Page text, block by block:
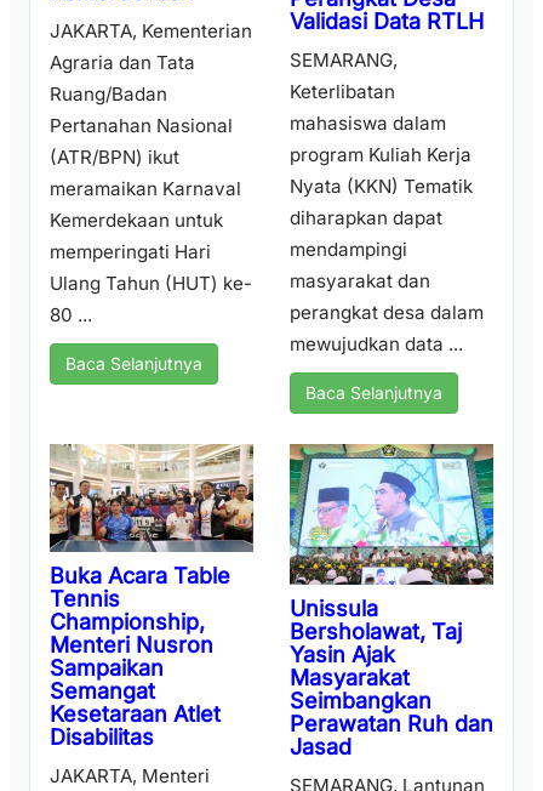
JAKARTA, Kementerian
Agraria dan Tata
Ruang/Badan
Pertanahan Nasional
(ATR/BPN) ikut
meramaikan Karnaval
Kemerdekaan untuk
memperingati Hari
Ulang Tahun (HUT) ke-
80 ...
Baca Selanjutnya
Validasi Data RTLH
SEMARANG,
Keterlibatan
mahasiswa dalam
program Kuliah Kerja
Nyata (KKN) Tematik
diharapkan dapat
mendampingi
masyarakat dan
perangkat desa dalam
mewujudkan data ...
Baca Selanjutnya
Buka Acara Table
Tennis
Championship,
Menteri Nusron
Sampaikan
Semangat
Kesetaraan Atlet
Disabilitas
JAKARTA, Menteri
Unissula
Bersholawat, Taj
Yasin Ajak
Masyarakat
Seimbangkan
Perawatan Ruh dan
Jasad
SEMARANG, Lantunan